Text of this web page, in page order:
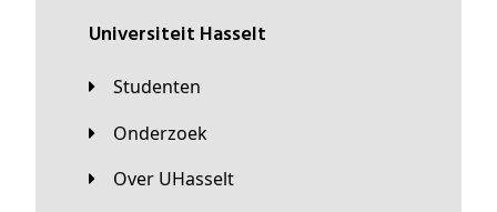
universiteit Hasselt
Studenten
Onderzoek
Over UHasselt